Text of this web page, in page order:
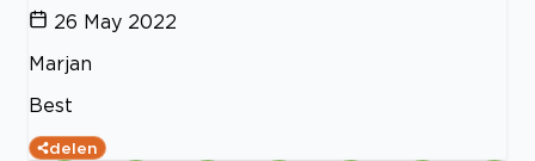
26 May 2022
Marjan
Best
delen